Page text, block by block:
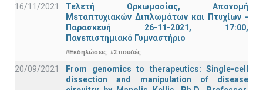
16/11/2021
Τελετή Ορκωμοσίας, Απονομή
Μεταπτυχιακών Διπλωμάτων και Πτυχίων -
Παρασκευή 26-11-2021, 17:00,
Πανεπιστημιακό Γυμναστήριο
#Εκδηλώσεις #Σπουδές
20/09/2021
From genomics to therapeutics: Single-cell
dissection and manipulation of disease